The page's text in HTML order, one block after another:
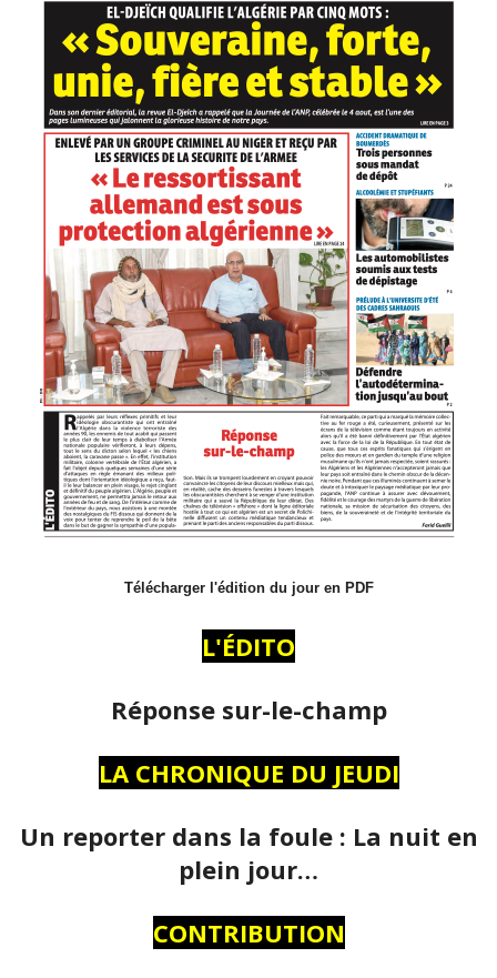
Télécharger l'édition du jour en PDF
L'ÉDITO
Réponse sur-le-champ
LA CHRONIQUE DU JEUDI
Un reporter dans la foule : La nuit en
plein jour…
CONTRIBUTION